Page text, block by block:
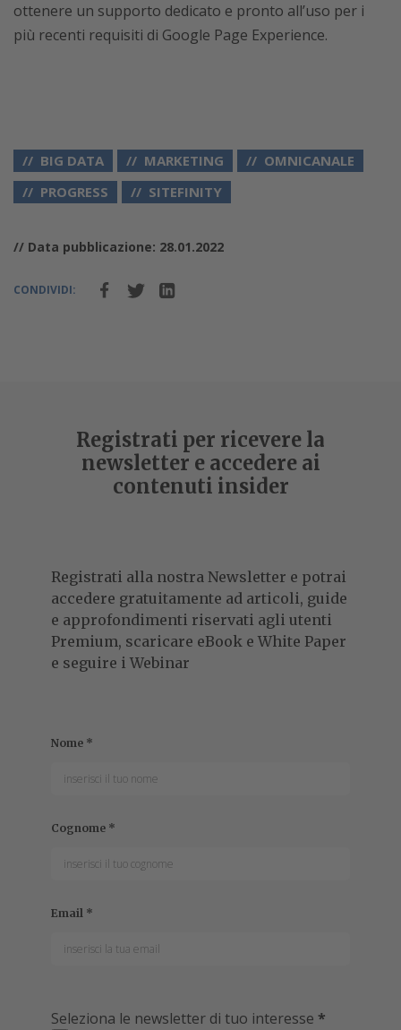
ottenere un supporto dedicato e pronto all’uso per i
più recenti requisiti di Google Page Experience.
BIG DATA MARKETING
OMNICANALE
PROGRESS
SITEFINITY
// Data pubblicazione: 28.01.2022
CONDIVIDI:
Registrati per ricevere la
newsletter e accedere ai
contenuti insider
Registrati alla nostra Newsletter e potrai
accedere gratuitamente ad articoli, guide
e approfondimenti riservati agli utenti
Premium, scaricare eBook e White Paper
e seguire i Webinar
Nome *
Cognome *
Email *
Seleziona le newsletter di tuo interesse *